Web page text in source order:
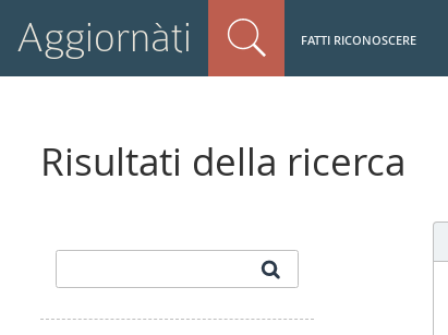
Aggiornàti FATTI RICONOSCERE
Risultati della ricerca